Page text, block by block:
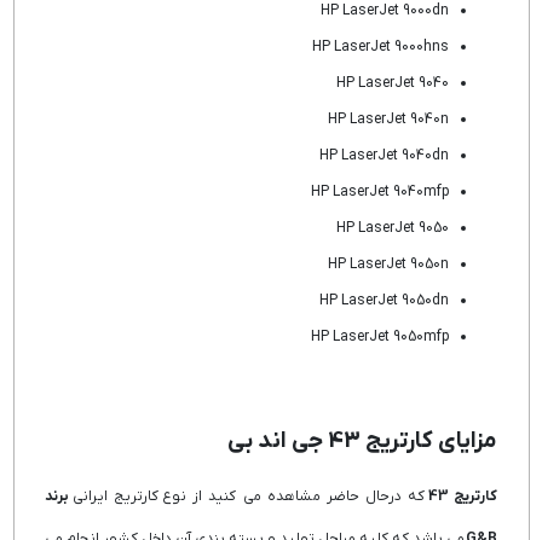
HP LaserJet 9000dn
HP LaserJet 9000hns
HP LaserJet 9040
HP LaserJet 9040n
HP LaserJet 9040dn
HP LaserJet 9040mfp
HP LaserJet 9050
HP LaserJet 9050n
HP LaserJet 9050dn
HP LaserJet 9050mfp
مزایای کارتریج 43 جی اند بی
کارتریج 43 که درحال حاضر مشاهده می کنید از نوع کارتریج ایرانی برند